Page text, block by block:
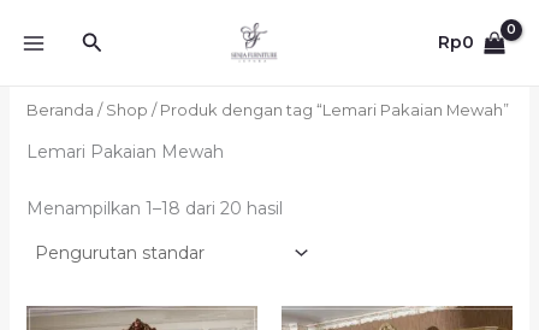
Cari Rp0
Beranda / Shop / Produk dengan tag “Lemari Pakaian Mewah”
Lemari Pakaian Mewah
Menampilkan 1–18 dari 20 hasil